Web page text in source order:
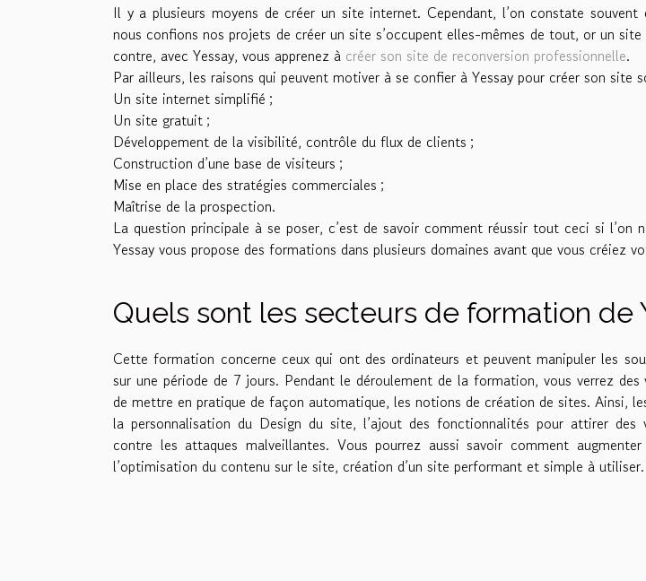
Il y a plusieurs moyens de créer un site internet. Cependant, l’on constate souvent
nous confions nos projets de créer un site s’occupent elles-mêmes de tout, or un
contre, avec Yessay, vous apprenez à créer son site de reconversion professionnelle.
Par ailleurs, les raisons qui peuvent motiver à se confier à Yessay pour créer son site
Un site internet simplifié ;
Un site gratuit ;
Développement de la visibilité, contrôle du flux de clients ;
Construction d’une base de visiteurs ;
Mise en place des stratégies commerciales ;
Maîtrise de la prospection.
La question principale à se poser, c’est de savoir comment réussir tout ceci si l’on
Yessay vous propose des formations dans plusieurs domaines avant que vous créiez
Quels sont les secteurs de formation de
Cette formation concerne ceux qui ont des ordinateurs et peuvent manipuler les
sur une période de 7 jours. Pendant le déroulement de la formation, vous verrez
de mettre en pratique de façon automatique, les notions de création de sites. Ainsi,
la personnalisation du Design du site, l’ajout des fonctionnalités pour attirer
contre les attaques malveillantes. Vous pourrez aussi savoir comment
l’optimisation du contenu sur le site, création d’un site performant et simple à utiliser.